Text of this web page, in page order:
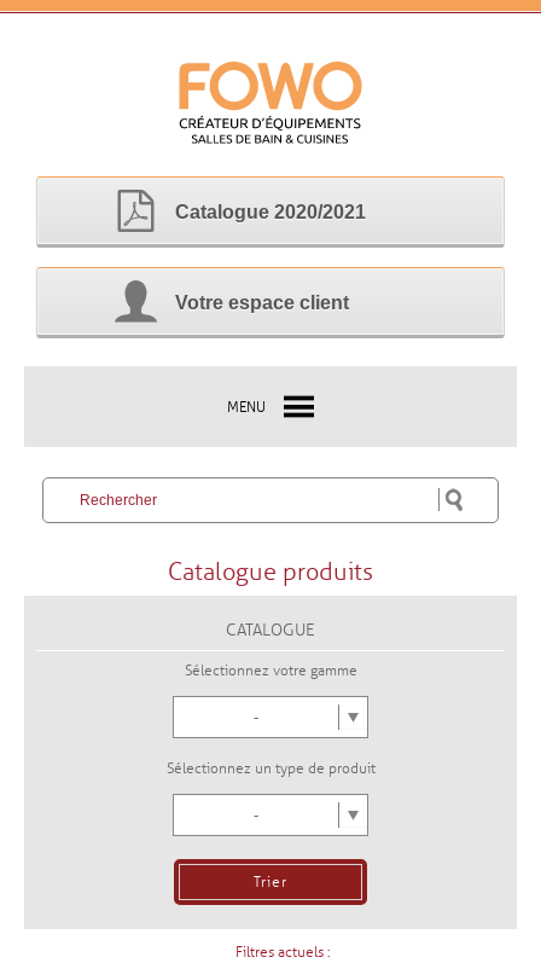
Catalogue 2020/2021
Votre espace client
MENU
Catalogue produits
CATALOGUE
Sélectionnez votre gamme
-
Sélectionnez un type de produit
-
Filtres actuels :